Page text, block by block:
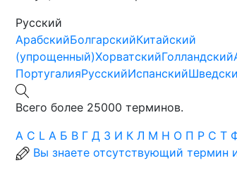
Русский
АрабскийБолгарскийКитайский
(упрощенный)ХорватскийГолландский
ПортугалияРусскийИспанский
Всего более 25000 терминов.
A C L А Б В Г Д З И К Л М Н О П Р С Т
Вы знаете отсутствующий термин